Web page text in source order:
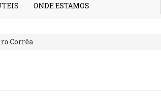
ONDE ESTAMOS
Corrêa